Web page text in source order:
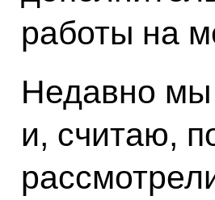
работы на
Недавно мы
и, считаю,